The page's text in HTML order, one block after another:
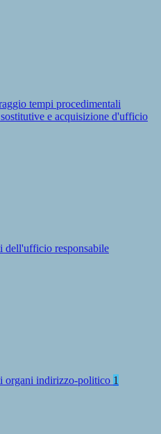
tempi procedimentali
e acquisizione d'ufficio
dell'ufficio responsabile
organi indirizzo-politico 1